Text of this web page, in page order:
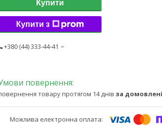
Купити
Купити з
+380 (44) 333-44-41
товару протягом 14 днів за